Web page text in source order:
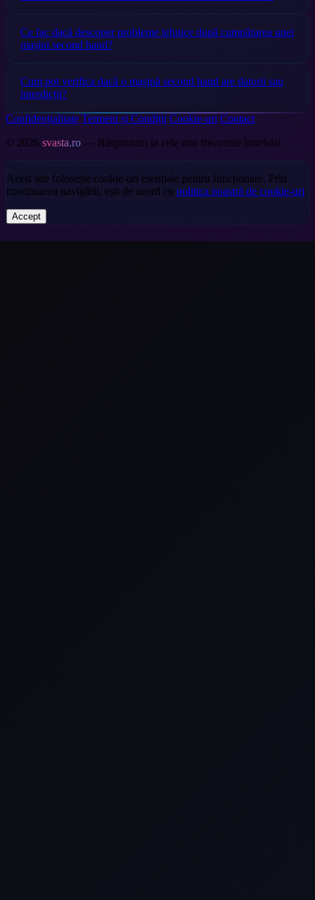
Ce fac dacă descoper probleme tehnice după cumpărarea unei
mașini second hand?
Cum pot verifica dacă o mașină second hand are datorii sau
interdicții?
Confidențialitate Termeni și Condiții Cookie-uri Contact
© 2026 svasta.ro — Răspunsuri la cele mai frecvente întrebări
Acest site folosește cookie-uri esențiale pentru funcționare. Prin
continuarea navigării, ești de acord cu politica noastră de cookie-uri.
Accept